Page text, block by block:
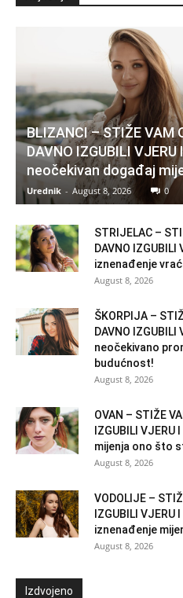
BLIZANCI – STIŽE VAM
DAVNO IZGUBILI VJERU
neočekivan događaj
Urednik - August 8, 2026 0
STRIJELAC –
DAVNO IZGUBILI
iznenađenje
August 8, 2026
ŠKORPIJA –
DAVNO IZGUBILI
neočekivano
budućnost!
August 8, 2026
OVAN – STIŽE
IZGUBILI VJERU
mijenja ono što
August 8, 2026
VODOLIJE –
IZGUBILI VJERU
iznenađenje
August 8, 2026
Izdvojeno